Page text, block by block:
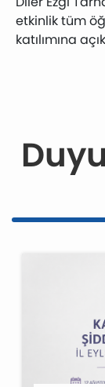
etkinlik tüm
katılımına